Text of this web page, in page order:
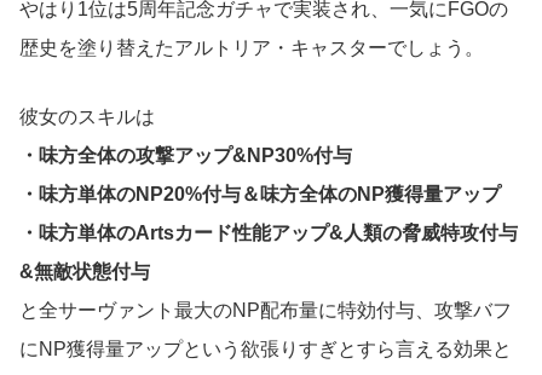
やはり1位は5周年記念ガチャで実装され、一気にFGOの
歴史を塗り替えたアルトリア・キャスターでしょう。
彼女のスキルは
・味方全体の攻撃アップ&NP30%付与
・味方単体のNP20%付与＆味方全体のNP獲得量アップ
・味方単体のArtsカード性能アップ&人類の脅威特攻付与
&無敵状態付与
と全サーヴァント最大のNP配布量に特効付与、攻撃バフ
にNP獲得量アップという欲張りすぎとすら言える効果と